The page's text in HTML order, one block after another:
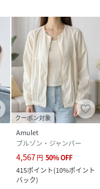
クーポン対象
Amulet
ブルゾン・ジャンパー
4,567円 50%OFF
415ポイント(10%ポイント
バック)